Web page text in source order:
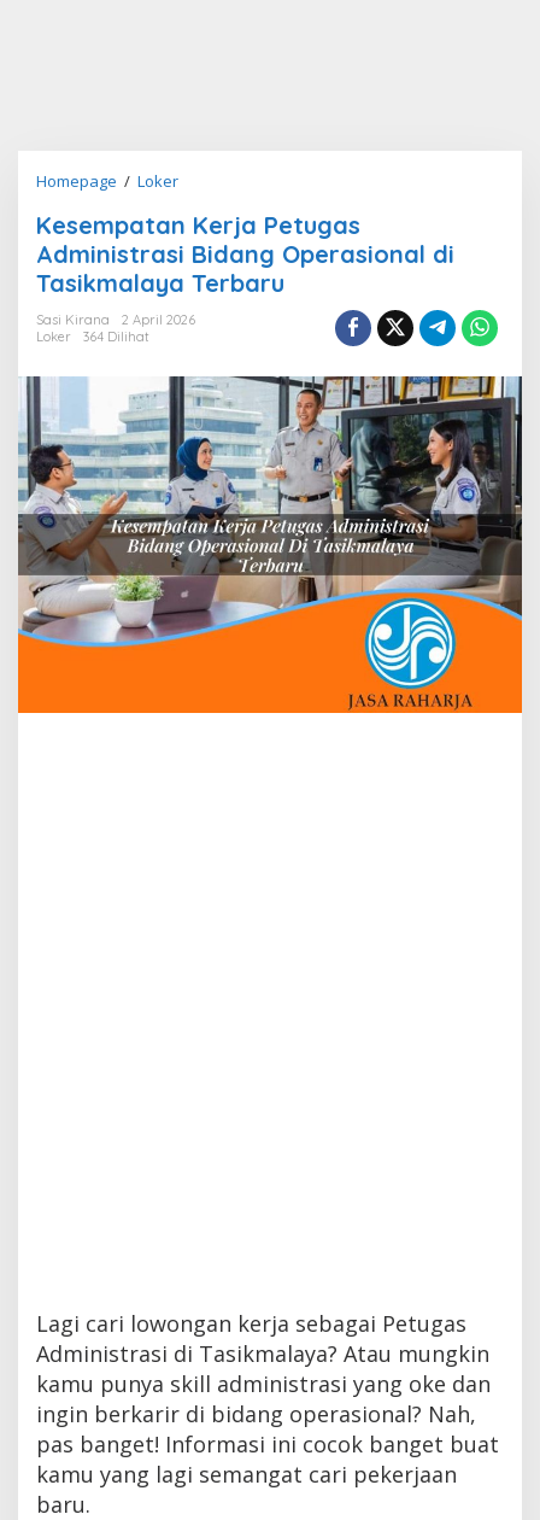
Homepage / LokerKesempatan
Petugas
Administrasi
Bidang
di
Terbaru
Kesempatan Kerja Petugas
Administrasi Bidang Operasional di
Tasikmalaya Terbaru
Sasi Kirana
2 April 2026
Loker
364 Dilihat
Lagi cari lowongan kerja sebagai Petugas
Administrasi di Tasikmalaya? Atau mungkin
kamu punya skill administrasi yang oke dan
ingin berkarir di bidang operasional? Nah,
pas banget! Informasi ini cocok banget buat
kamu yang lagi semangat cari pekerjaan
baru.